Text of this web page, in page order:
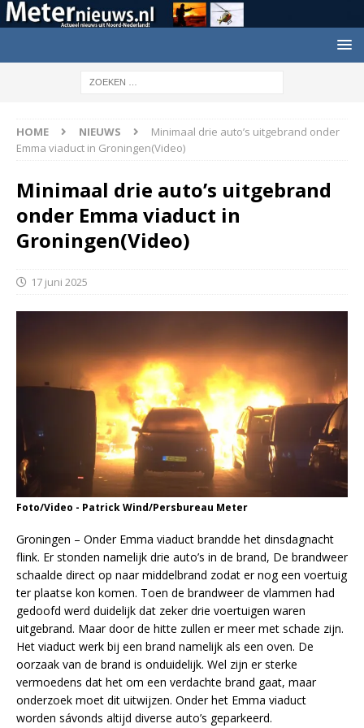
HOME NIEUWS
Minimaal drie auto’s uitgebrand onder
Emma viaduct in Groningen(Video)
Minimaal drie auto’s uitgebrand
onder Emma viaduct in
Groningen(Video)
17 juni 2025
Foto/Video - Patrick Wind/Persbureau Meter
Groningen – Onder Emma viaduct brandde het dinsdagnacht
flink. Er stonden namelijk drie auto’s in de brand, De brandweer
schaalde direct op naar middelbrand zodat er nog een voertuig
ter plaatse kon komen. Toen de brandweer de vlammen had
gedoofd werd duidelijk dat zeker drie voertuigen waren
uitgebrand. Maar door de hitte zullen er meer met schade zijn.
Het viaduct werk bij een brand namelijk als een oven. De
oorzaak van de brand is onduidelijk. Wel zijn er sterke
vermoedens dat het om een verdachte brand gaat, maar
onderzoek moet dit uitwijzen. Onder het Emma viaduct
worden sávonds altijd diverse auto’s geparkeerd.